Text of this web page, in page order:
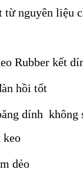
từ nguyên liệu
Rubber kết
hồi tốt
dính không
keo
dẻo